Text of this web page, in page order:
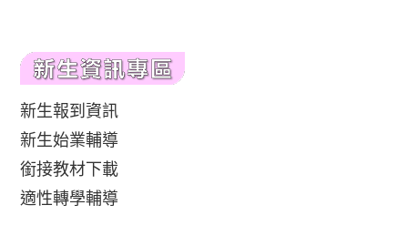
新生報到資訊
新生始業輔導
銜接教材下載
適性轉學輔導